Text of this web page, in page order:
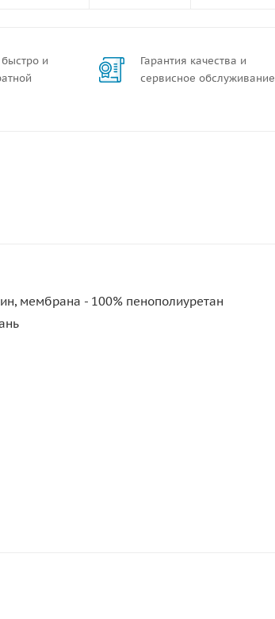
и
Гарантия качества и
сервисное обслуживание
мембрана - 100% пенополиуретан